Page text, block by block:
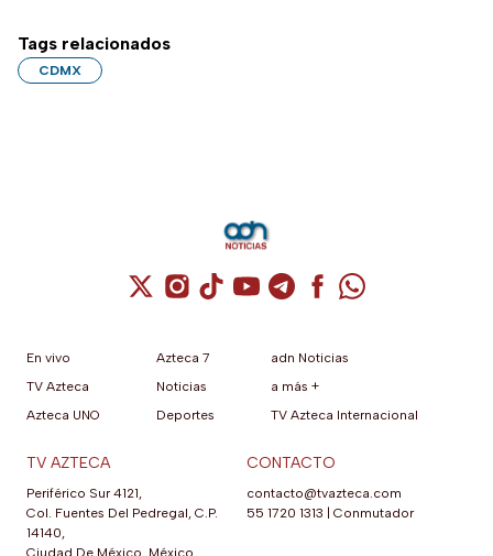
Tags relacionados
CDMX
Cuenta de X / Twitter (se abre en una
Cuenta de Instagram (se abre en una
Cuenta de TikTok (se abre en
Cuenta de YouTube (se abre
Cuenta de Telegram (se
Cuenta de
Cuenta de
En vivo
TV Azteca
Azteca UNO
Azteca 7
Noticias
Deportes
adn Noticias
a más +
TV Azteca Internacional
TV AZTECA
Periférico Sur 4121,
Col. Fuentes Del Pedregal, C.P.
14140,
Ciudad De México, México.
CONTACTO
contacto@tvazteca.com
55 1720 1313 | Conmutador